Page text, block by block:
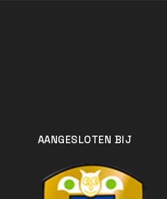
AANGESLOTEN BIJ